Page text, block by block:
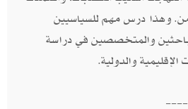
وهذا درس مهم للسياسيين
والمتخصصين في دراسة
الإقليمية والدولية.